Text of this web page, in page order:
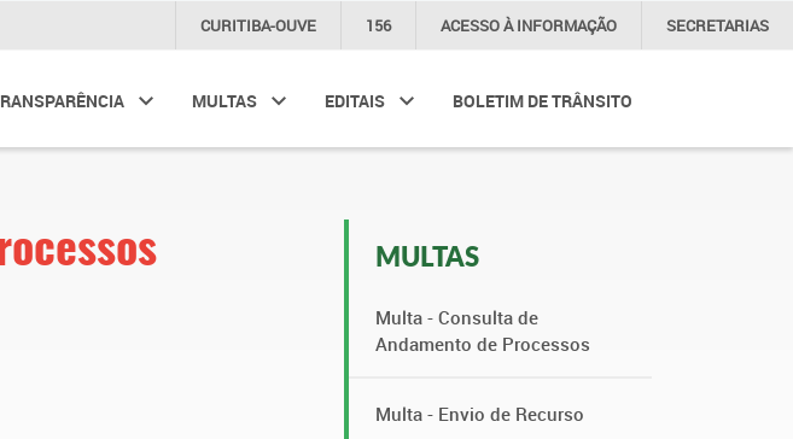
CURITIBA-OUVE 156 ACESSO ÀINFORMAÇÃO SECRETARIAS
MULTAS EDITAIS BOLETIM DE TRÂNSITO
MULTAS
Multa - Consulta de
Andamento de Processos
Multa - Envio de Recurso